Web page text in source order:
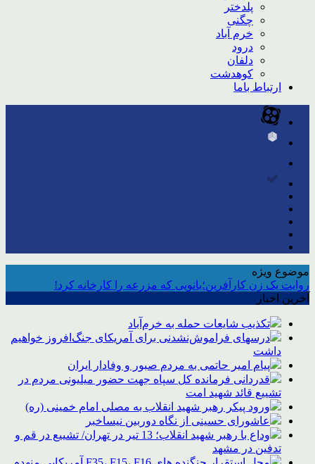
پلدختر
چگنی
خرم آباد
درود
دلفان
کوهدشت
ارتباط باما
موضوع ویژه
روایت یک زن کارآفرین؛بانویی که مزرعه را کارخانه کرد!
آخرین اخبار
تکذیب شایعات حمله به خرم‌آباد
درسهای فراموش‌نشدنی برای آمریکای جنگ‌افروز خواهیم
داشت
پیام امیر حاتمی به مردم صبور و وفادار ایران
قدردانی فرمانده کل سپاه جهت حضور میلیونی مردم در
تشییع قائد شهید امت
ورود پیکر رهبر شهید انقلاب به مصلی امام خمینی (ره)
عاشورای حسینی از نگاه دوربین نیساخبر
وداع با رهبر شهید انقلاب؛ 13 تیر در تهران/ تشییع در قم و
تدفین در مشهد